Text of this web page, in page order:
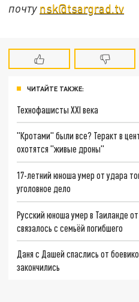
почту nsk@tsargrad.tv
ЧИТАЙТЕ ТАКЖЕ:
Технофашисты XXI века
"Кротами" были все? Теракт в
охотятся "живые дроны"
17-летний юноша умер от удара
уголовное дело
Русский юноша умер в Таиланде
связалось с семьёй погибшего
Даня с Дашей спаслись от
закончились